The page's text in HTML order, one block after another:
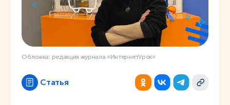
Обложка: редакция журнала «ИнтернетУрок»
Статья